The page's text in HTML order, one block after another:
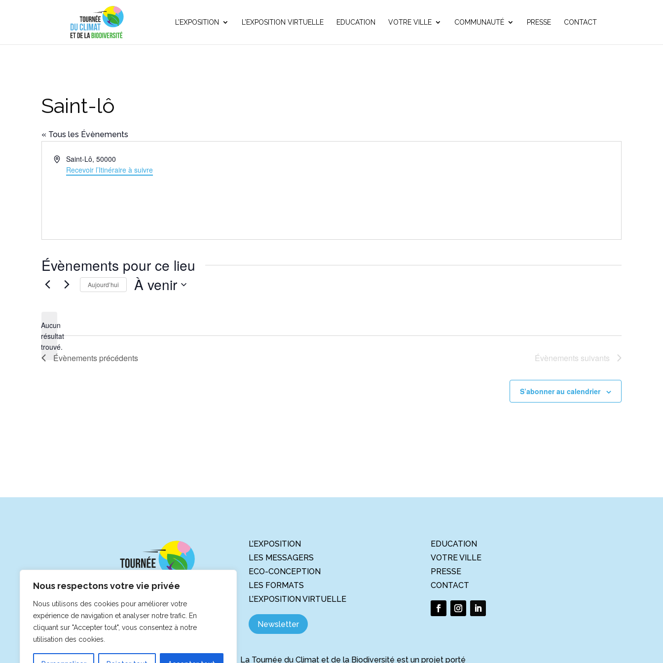
Nous respectons votre vie privée
Nous utilisons des cookies pour améliorer votre
expérience de navigation et analyser notre trafic. En
cliquant sur "Accepter tout", vous consentez à notre
utilisation des cookies.
L’EXPOSITION L’EXPOSITION VIRTUELLE EDUCATION VOTRE VILLE COMMUNAUTÉ PRESSE CONTACT
Saint-lô
« Tous les Évènements
AdresseSaint-Lô, 50000
Recevoir l’Itinéraire à suivre
Évènements pour ce lieu
Notice
Aucun
résultat
trouvé.
Aujourd’hui À venir
Évènements précédents Évènements suivants
S’abonner au calendrier
L’EXPOSITION
LES MESSAGERS
ECO-CONCEPTION
LES FORMATS
L’EXPOSITION VIRTUELLE
Newsletter
EDUCATION
VOTRE VILLE
PRESSE
CONTACT
La Tournée du Climat et de la Biodiversité est un projet porté